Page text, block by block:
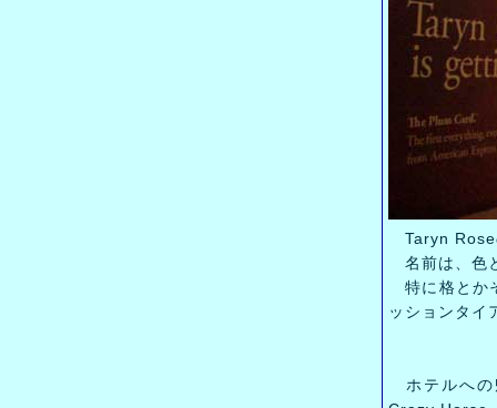
Taryn Rose
名前は、色
特に格とか
ッションタイ
ホテルへの